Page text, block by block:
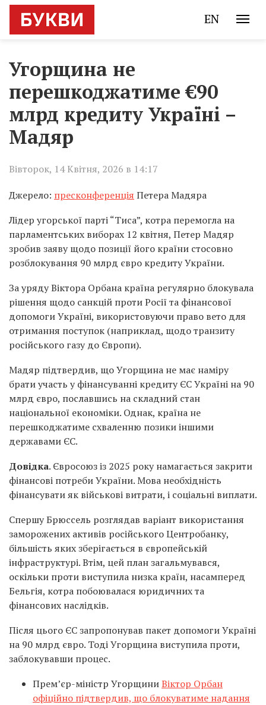
EN
Угорщина не
перешкоджатиме €90
млрд кредиту Україні –
Мадяр
Вівторок, 14 Квітня, 2026 в 14:17
Джерело: пресконференція Петера Мадяра
Лідер угорської парті “Тиса”, котра перемогла на
парламентських виборах 12 квітня, Петер Мадяр
зробив заяву щодо позиції його країни стосовно
розблокування 90 млрд євро кредиту України.
За уряду Віктора Орбана країна регулярно блокувала
рішення щодо санкцій проти Росії та фінансової
допомоги Україні, використовуючи право вето для
отримання поступок (наприклад, щодо транзиту
російського газу до Європи).
Мадяр підтвердив, що Угорщина не має наміру
брати участь у фінансуванні кредиту ЄС Україні на 90
млрд євро, пославшись на складний стан
національної економіки. Однак, країна не
перешкоджатиме схваленню позики іншими
державами ЄС.
Довідка. Євросоюз із 2025 року намагається закрити
фінансові потреби України. Мова необхідність
фінансувати як військові витрати, і соціальні виплати.
Спершу Брюссель розглядав варіант використання
заморожених активів російського Центробанку,
більшість яких зберігається в європейській
інфраструктурі. Втім, цей план загальмувався,
оскільки проти виступила низка країн, насамперед
Бельгія, котра побоювалася юридичних та
фінансових наслідків.
Після цього ЄС запропонував пакет допомоги Україні
на 90 млрд євро. Тоді Угорщина виступила проти,
заблокувавши процес.
Прем’єр-міністр УгорщиниВіктор Орбан
офіційно підтвердив, що блокуватиме надання